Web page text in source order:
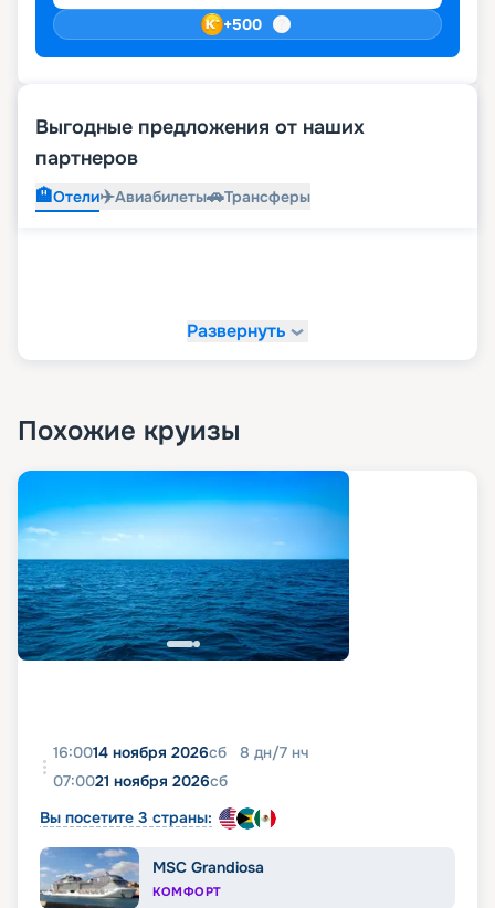
+500
Выгодные предложения от наших
партнеров
🏨Отели✈️Авиабилеты🚗Трансферы
Развернуть
Похожие круизы
16:0014 ноября 2026сб 8 дн/7 нч
07:0021 ноября 2026сб
Вы посетите 3 страны:
MSC Grandiosa
КОМФОРТ